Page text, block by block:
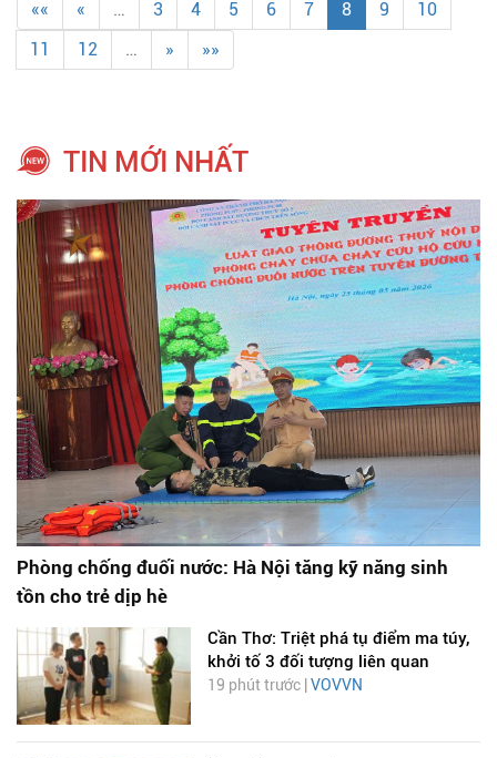
«« « … 3 4 5 6 7 8 9
10
11
12 … » »»
TIN MỚI NHẤT
Phòng chống đuối nước: Hà Nội tăng kỹ năng sinh
tồn cho trẻ dịp hè
Cần Thơ: Triệt phá tụ điểm ma túy,
khởi tố 3 đối tượng liên quan
19 phút trước | VOVVN